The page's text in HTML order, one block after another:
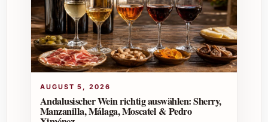
Individuelle Tipps und Vorteile für den
privaten und geschäftlichen Einsatz
Ob als edler Tropfen für festliche Anlässe wie
Weihnachten und Silvester oder als stilvolle
Ergänzung bei Sommerfesten – Ausàs
Interpretación 2023 beeindruckt durch seine
AUGUST 5, 2026
Andalusischer Wein richtig auswählen: Sherry,
Manzanilla, Málaga, Moscatel & Pedro